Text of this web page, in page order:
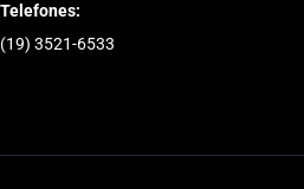
Telefones:
(19) 3521-6533